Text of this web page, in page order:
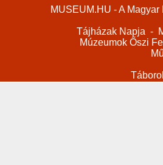
MUSEUM.HU - A
Tájházak Napja -
Múzeumok Őszi